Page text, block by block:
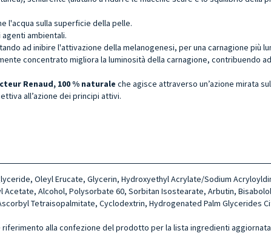
l'acqua sulla superficie della pelle.
ambientali.
ad inibire l'attivazione della melanogenesi, per una carnagione più
concentrato migliora la luminosità della carnagione, contribuendo
Renaud, 100 % naturale che agisce attraverso un’azione mirata
all’azione dei principi attivi.
Oleyl Erucate, Glycerin, Hydroxyethyl Acrylate/Sodium
Alcohol, Polysorbate 60, Sorbitan Isostearate, Arbutin,
Tetraisopalmitate, Cyclodextrin, Hydrogenated Palm Glycerides
alla confezione del prodotto per la lista ingredienti